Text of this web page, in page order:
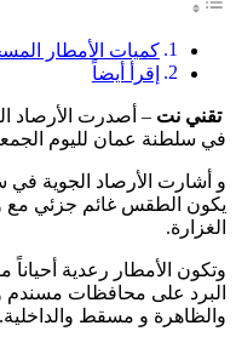
كميات الأمطار
إقرأ أيضاً
تقني نت – أصدرت الأرصاد
في سلطنة عمان لليوم الجمعة الموافق
و أشارت الأرصاد الجوية في
يكون الطقس غائم جزئي مع
الغزارة.
وتكون الأمطار رعدية
البرد على محافظات مسندم
والظاهرة و مسقط والداخلية.